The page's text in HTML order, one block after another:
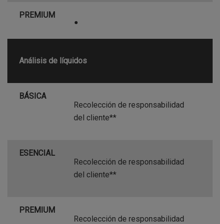
PREMIUM •
Análisis de líquidos
BÁSICA
Recolección de responsabilidad
del cliente**
ESENCIAL
Recolección de responsabilidad
del cliente**
PREMIUM
Recolección de responsabilidad